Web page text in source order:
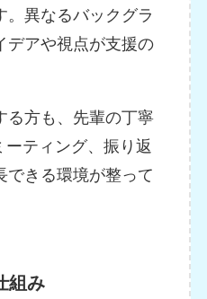
。異なるバックグラ
デアや視点が支援の
る方も、先輩の丁寧
ティング、振り返
できる環境が整って
組み